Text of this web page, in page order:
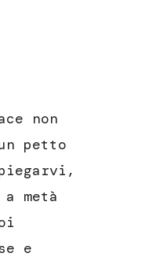
non
petto
metà
e